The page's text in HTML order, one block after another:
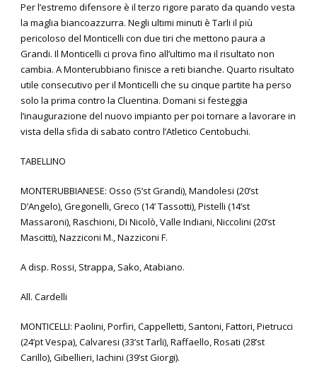
Per l’estremo difensore è il terzo rigore parato da quando vesta
la maglia biancoazzurra. Negli ultimi minuti è Tarli il più
pericoloso del Monticelli con due tiri che mettono paura a
Grandi. Il Monticelli ci prova fino all’ultimo ma il risultato non
cambia. A Monterubbiano finisce a reti bianche. Quarto risultato
utile consecutivo per il Monticelli che su cinque partite ha perso
solo la prima contro la Cluentina. Domani si festeggia
l’inaugurazione del nuovo impianto per poi tornare a lavorare in
vista della sfida di sabato contro l’Atletico Centobuchi.
TABELLINO
MONTERUBBIANESE: Osso (5’st Grandi), Mandolesi (20’st
D’Angelo), Gregonelli, Greco (14’ Tassotti), Pistelli (14’st
Massaroni), Raschioni, Di Nicolò, Valle Indiani, Niccolini (20’st
Mascitti), Nazziconi M., Nazziconi F.
A disp. Rossi, Strappa, Sako, Atabiano.
All. Cardelli
MONTICELLI: Paolini, Porfiri, Cappelletti, Santoni, Fattori, Pietrucci
(24’pt Vespa), Calvaresi (33’st Tarli), Raffaello, Rosati (28’st
Carillo), Gibellieri, Iachini (39’st Giorgi).